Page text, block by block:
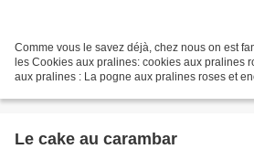
Comme vous le savez déjà, chez nous on est
les Cookies aux pralines: cookies aux pralines
aux pralines : La pogne aux pralines roses et
Le cake au carambar